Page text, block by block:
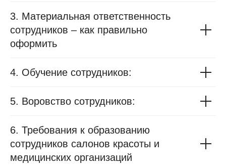
3. Материальная ответственность
сотрудников – как правильно
оформить
4. Обучение сотрудников:
5. Воровство сотрудников:
6. Требования к образованию
сотрудников салонов красоты и
медицинских организаций